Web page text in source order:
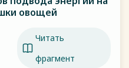
овощей
Читать
фрагмент